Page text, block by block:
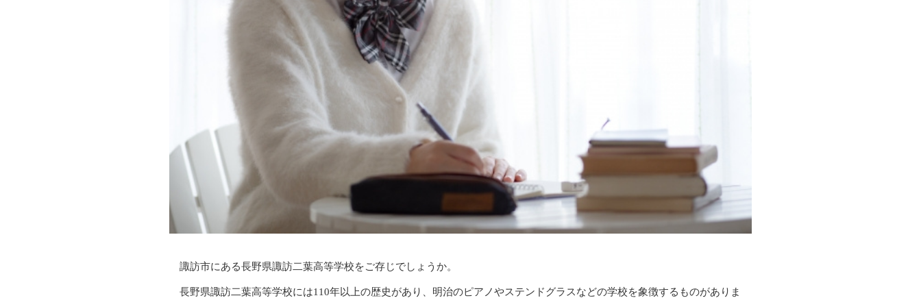
諏訪市にある長野県諏訪二葉高等学校をご存じでしょうか。
長野県諏訪二葉高等学校には110年以上の歴史があり、明治のピアノやステンドグラスなどの学校を象徴するものがありま